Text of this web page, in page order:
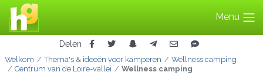
Menu
Delen
Welkom Thema's & ideeën voor kamperen
Wellness camping
Centrum van de Loire-vallei
Wellness camping